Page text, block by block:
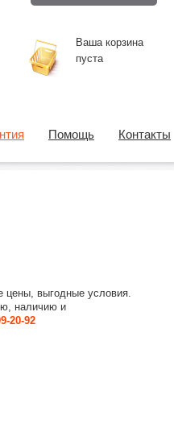
цены, выгодные условия.
наличию и
20-92
Ваша корзина
пуста
Помощь Контакты